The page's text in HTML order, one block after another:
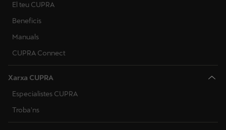
El teu CUPRA
Beneficis
Manuals
CUPRA Connect
Xarxa CUPRA
Especialistes CUPRA
Troba'ns